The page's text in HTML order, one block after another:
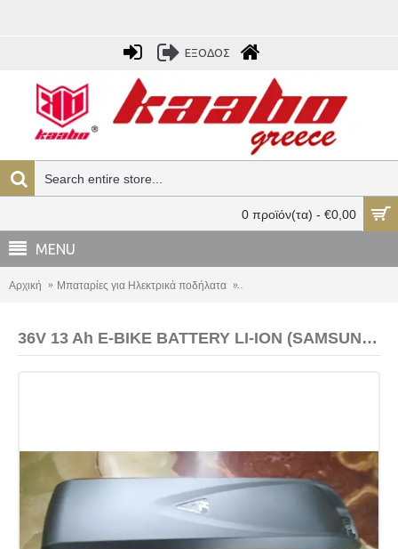
ΕΞΟΔΟΣ
0 προϊόν(τα) - €0,00
MENU
Αρχική Μπαταρίες για Ηλεκτρικά ποδήλατα 36V 13 Ah E-BIKE BATTERY LI-
36V 13 Ah E-BIKE BATTERY LI-ION (SAMSUNG) επαναφορτιζόμενη έτοιμη για χρήση (χωρίς φορτιστή)